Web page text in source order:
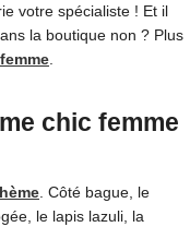
votre spécialiste ! Et il
la boutique non ? Plus
.
chic femme
. Côté bague, le
le lapis lazuli, la